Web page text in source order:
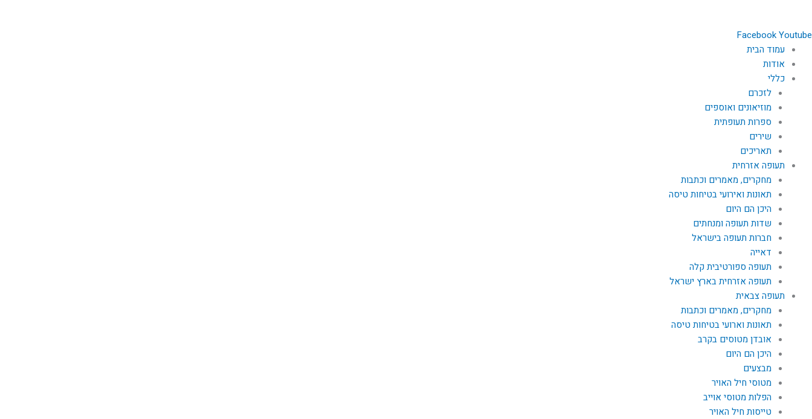
FacebookYoutube
עמוד הבית
אודות
כללי
לזכרם
מוזיאונים ואוספים
ספרות תעופתית
שירים
תאריכים
תעופה אזרחית
מחקרים, מאמרים וכתבות
תאונות ואירועי בטיחות טיסה
היכן הם היום
שדות תעופה ומנחתים
חברות תעופה בישראל
דאייה
תעופה ספורטיבית קלה
תעופה אזרחית בארץ ישראל
תעופה צבאית
מחקרים, מאמרים וכתבות
תאונות וארועי בטיחות טיסה
אובדן מטוסים בקרב
היכן הם היום
מבצעים
מטוסי חיל האויר
הפלות מטוסי אוייב
טייסות חיל האויר